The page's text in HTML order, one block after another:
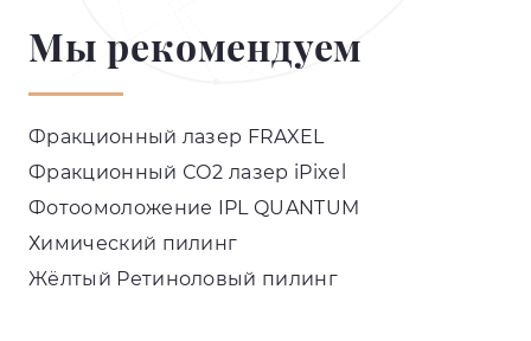
Мы рекомендуем
Фракционный лазер FRAXEL
Фракционный СО2 лазер iPixel
Фотоомоложение IPL QUANTUM
Химический пилинг
Жёлтый Ретиноловый пилинг